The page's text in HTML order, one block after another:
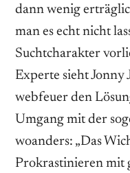
dann wenig
man es echt nicht
Suchtcharakter
Experte sieht Jonny
webfeuer den
Umgang mit der
woanders: „Das
Prokrastinieren mit